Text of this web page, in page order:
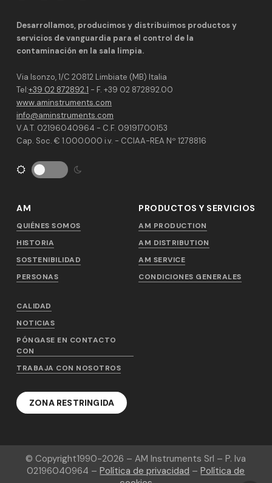
Desarrollamos, producimos y distribuimos productos y
servicios de vanguardia para el control de la
contaminación en la sala limpia.
Via Isonzo, 1/C 20812 Limbiate (MB) Italia
Tel:+39 02 872892.1 - F. +39 02 872892.00
www.aminstruments.com
info@aminstruments.com
V.A.T. 02196040964 - C.F. 09191700153
Cap. Soc. € 1.000.000 i.v. - CCIAA-REA Nº 1278816
AM
QUIÉNES SOMOS
HISTORIA
SOSTENIBILIDAD
PERSONAS
PRODUCTOS Y SERVICIOS
AM PRODUCTION
AM DISTRIBUTION
AM SERVICE
CONDICIONES GENERALES
CALIDAD
NOTICIAS
PÓNGASE EN CONTACTO
CON
TRABAJA CON NOSOTROS
ZONA RESTRINGIDA
© Copyright1990-2026 – AM Instruments Srl – P. Iva
02196040964 –Política de privacidad –Política de